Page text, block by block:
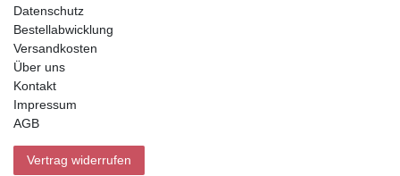
Datenschutz
Bestellabwicklung
Versandkosten
Über uns
Kontakt
Impressum
AGB
Vertrag widerrufen